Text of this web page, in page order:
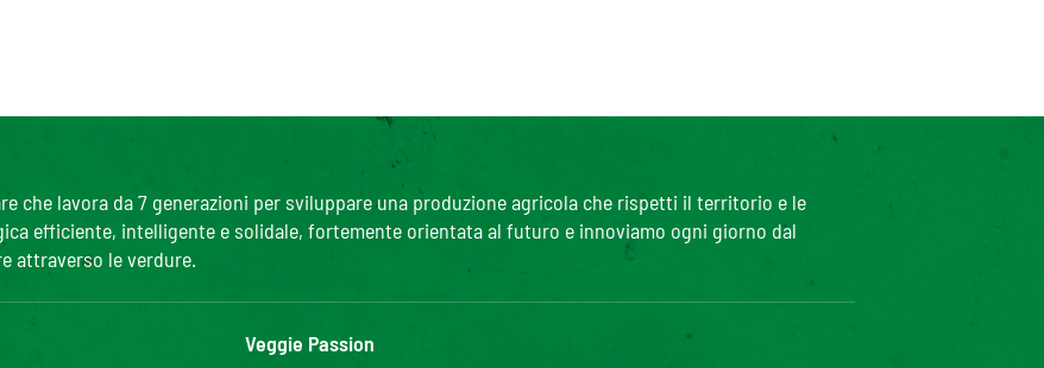
che lavora da 7 generazioni per sviluppare una produzione agricola che rispetti il territorio e le
efficiente, intelligente e solidale, fortemente orientata al futuro e innoviamo ogni giorno dal
attraverso le verdure.
Veggie Passion